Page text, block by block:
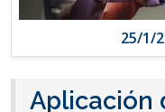
25/1/
Aplicación